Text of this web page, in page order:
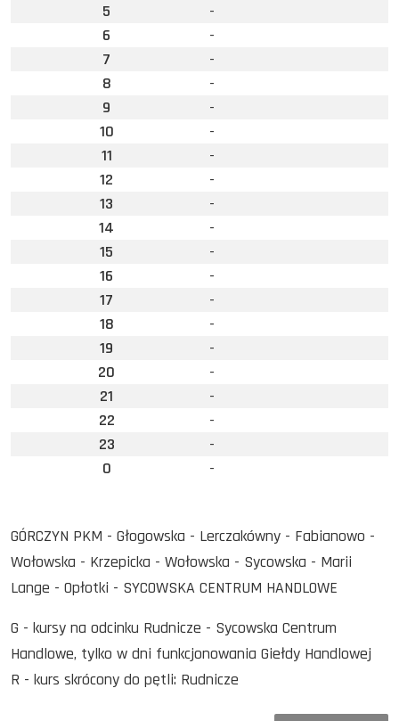
5
-
6
-
7
-
8
-
9
-
10
-
11
-
12
-
13
-
14
-
15
-
16
-
17
-
18
-
19
-
20
-
21
-
22
-
23
-
0
-
GÓRCZYN PKM - Głogowska - Lerczakówny - Fabianowo -
Wołowska - Krzepicka - Wołowska - Sycowska - Marii
Lange - Opłotki - SYCOWSKA CENTRUM HANDLOWE
G - kursy na odcinku Rudnicze - Sycowska Centrum
Handlowe, tylko w dni funkcjonowania Giełdy Handlowej
R - kurs skrócony do pętli: Rudnicze